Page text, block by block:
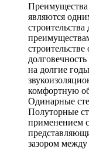
являются
на долгие
комфортную
Одинарные
Полуторные
применением
зазором